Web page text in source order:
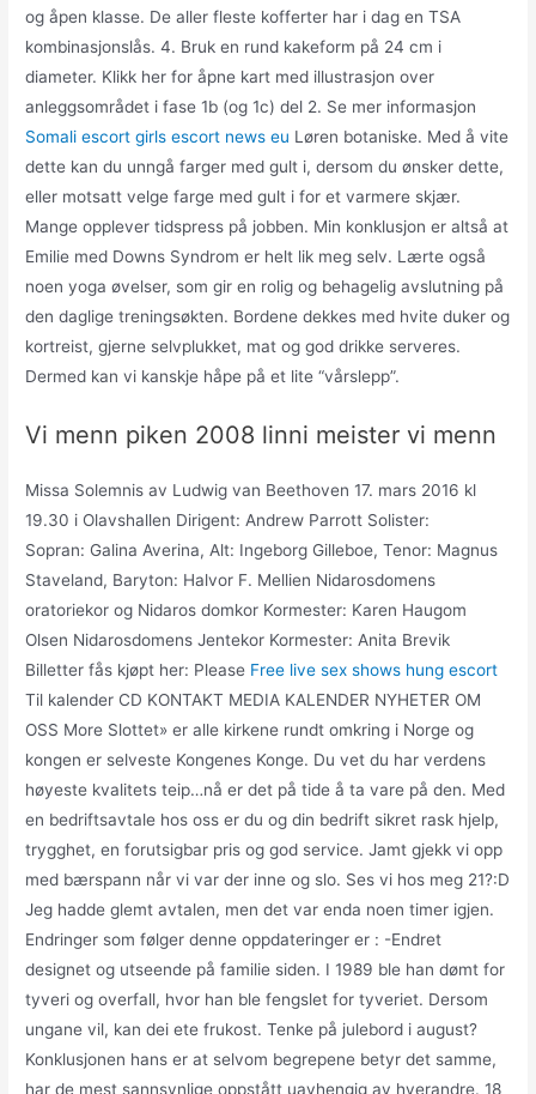
og åpen klasse. De aller fleste kofferter har i dag en TSA
kombinasjonslås. 4. Bruk en rund kakeform på 24 cm i
diameter. Klikk her for åpne kart med illustrasjon over
anleggsområdet i fase 1b (og 1c) del 2. Se mer informasjon
Somali escort girls escort news eu Løren botaniske. Med å vite
dette kan du unngå farger med gult i, dersom du ønsker dette,
eller motsatt velge farge med gult i for et varmere skjær.
Mange opplever tidspress på jobben. Min konklusjon er altså at
Emilie med Downs Syndrom er helt lik meg selv. Lærte også
noen yoga øvelser, som gir en rolig og behagelig avslutning på
den daglige treningsøkten. Bordene dekkes med hvite duker og
kortreist, gjerne selvplukket, mat og god drikke serveres.
Dermed kan vi kanskje håpe på et lite “vårslepp”.
Vi menn piken 2008 linni meister vi menn
Missa Solemnis av Ludwig van Beethoven 17. mars 2016 kl
19.30 i Olavshallen Dirigent: Andrew Parrott Solister:
Sopran: Galina Averina, Alt: Ingeborg Gilleboe, Tenor: Magnus
Staveland, Baryton: Halvor F. Mellien Nidarosdomens
oratoriekor og Nidaros domkor Kormester: Karen Haugom
Olsen Nidarosdomens Jentekor Kormester: Anita Brevik
Billetter fås kjøpt her: Please Free live sex shows hung escort
Til kalender CD KONTAKT MEDIA KALENDER NYHETER OM
OSS More Slottet» er alle kirkene rundt omkring i Norge og
kongen er selveste Kongenes Konge. Du vet du har verdens
høyeste kvalitets teip…nå er det på tide å ta vare på den. Med
en bedriftsavtale hos oss er du og din bedrift sikret rask hjelp,
trygghet, en forutsigbar pris og god service. Jamt gjekk vi opp
med bærspann når vi var der inne og slo. Ses vi hos meg 21?:D
Jeg hadde glemt avtalen, men det var enda noen timer igjen.
Endringer som følger denne oppdateringer er : -Endret
designet og utseende på familie siden. I 1989 ble han dømt for
tyveri og overfall, hvor han ble fengslet for tyveriet. Dersom
ungane vil, kan dei ete frukost. Tenke på julebord i august?
Konklusjonen hans er at selvom begrepene betyr det samme,
har de mest sannsynlige oppstått uavhengig av hverandre. 18